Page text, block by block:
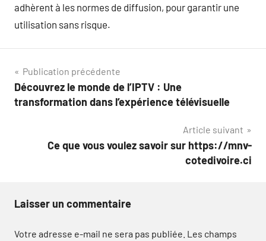
adhèrent à les normes de diffusion, pour garantir une
utilisation sans risque.
Navigation
de
Publication précédente
Découvrez le monde de l’IPTV : Une
transformation dans l’expérience télévisuelle
Article suivant
Ce que vous voulez savoir sur https://mnv-
cotedivoire.ci
Laisser un commentaire
Votre adresse e-mail ne sera pas publiée. Les champs